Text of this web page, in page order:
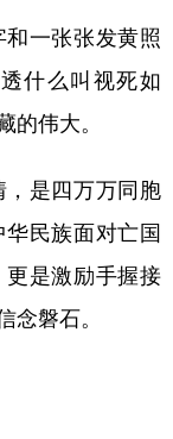
一张张发黄照
什么叫视死如
的伟大。
是四万万同胞
民族面对亡国
更是激励手握接
念磐石。